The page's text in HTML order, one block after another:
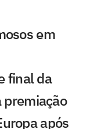
em
final da
premiação
após